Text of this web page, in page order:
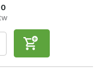
en sneller